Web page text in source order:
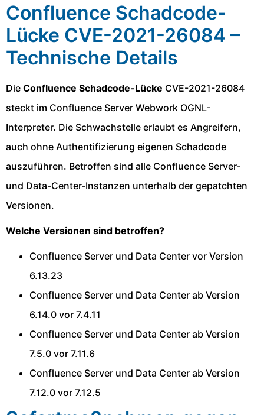
Confluence Schadcode-
Lücke CVE-2021-26084 –
Technische Details
Die Confluence Schadcode-Lücke CVE-2021-26084
steckt im Confluence Server Webwork OGNL-
Interpreter. Die Schwachstelle erlaubt es Angreifern,
auch ohne Authentifizierung eigenen Schadcode
auszuführen. Betroffen sind alle Confluence Server-
und Data-Center-Instanzen unterhalb der gepatchten
Versionen.
Welche Versionen sind betroffen?
Confluence Server und Data Center vor Version
6.13.23
Confluence Server und Data Center ab Version
6.14.0 vor 7.4.11
Confluence Server und Data Center ab Version
7.5.0 vor 7.11.6
Confluence Server und Data Center ab Version
7.12.0 vor 7.12.5